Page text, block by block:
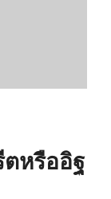
หรืออิฐ